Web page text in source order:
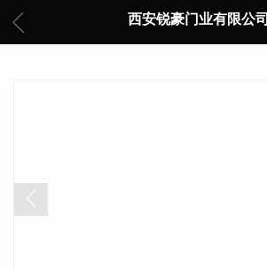
西安锐豪门业有限公司